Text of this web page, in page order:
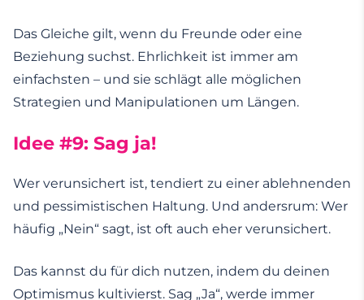
Das Gleiche gilt, wenn du Freunde oder eine
Beziehung suchst. Ehrlichkeit ist immer am
einfachsten – und sie schlägt alle möglichen
Strategien und Manipulationen um Längen.
Idee #9: Sag ja!
Wer verunsichert ist, tendiert zu einer ablehnenden
und pessimistischen Haltung. Und andersrum: Wer
häufig „Nein“ sagt, ist oft auch eher verunsichert.
Das kannst du für dich nutzen, indem du deinen
Optimismus kultivierst. Sag „Ja“, werde immer